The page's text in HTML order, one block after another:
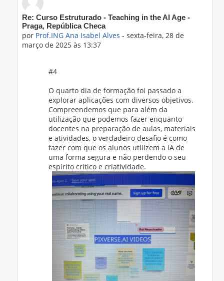
Em resposta a 'Prof.ING Ana Isabel Alves'
Re: Curso Estruturado - Teaching in the AI Age -
Praga, República Checa
por Prof.ING Ana Isabel Alves -sexta-feira, 28 de
março de 2025 às 13:37
#4
O quarto dia de formação foi passado a
explorar aplicações com diversos objetivos.
Compreendemos que para além da
utilização que podemos fazer enquanto
docentes na preparação de aulas, materiais
e atividades, o verdadeiro desafio é como
fazer com que os alunos utilizem a IA de
uma forma segura e não perdendo o seu
espírito crítico e criatividade.